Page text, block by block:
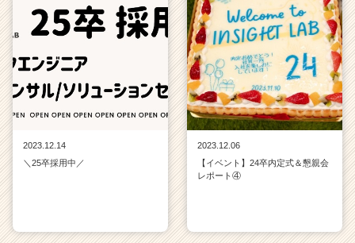
2023.12.14
＼25卒採用中／
2023.12.06
【イベント】24卒内定式＆懇親会
レポート④